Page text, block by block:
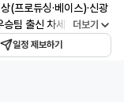
(프로듀싱·베이스)·신광
팀 출신 차세대 K-밴드
상의 소리를 녹여낸 '앰
의 특징입니다. 데뷔곡
계절 서사를 완성한 루
팝 20'에 선정되고 '아
더보기
일정 제보하기